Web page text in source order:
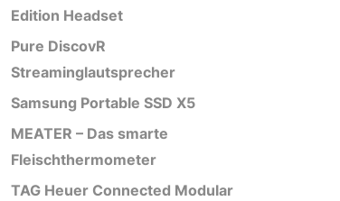
Edition Headset
Pure DiscovR
Streaminglautsprecher
Samsung Portable SSD X5
MEATER – Das smarte
Fleischthermometer
TAG Heuer Connected Modular